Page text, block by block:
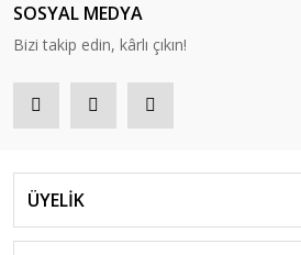
SOSYAL MEDYA
Bizi takip edin, kârlı çıkın!
ÜYELİK